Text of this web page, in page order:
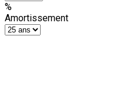
%
Amortissement